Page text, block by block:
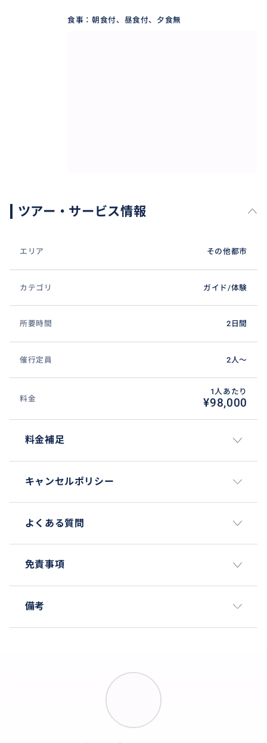
食事：朝食付、昼食付、夕食無
ツアー・サービス情報
エリア その他都市
カテゴリ ガイド/体験
所要時間 2日間
催行定員 2人〜
料金
1人あたり
¥98,000
料金補足
キャンセルポリシー
よくある質問
免責事項
備考